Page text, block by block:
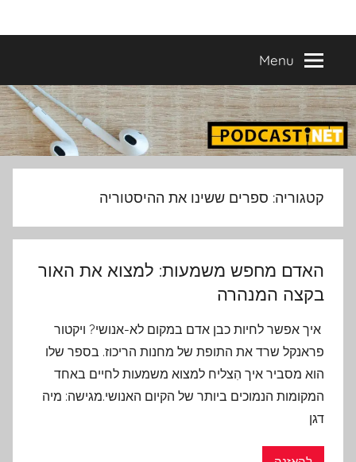
to
content
פודקאסטים
נבחרים
בהפקת
פודקאסטיקו
PODCASTI.CO
מעולים
–
פודקאסטיקו
Menu
קטגוריה: ספרים ששינו את ההיסטוריה
האדם מחפש משמעות: למצוא את האור
בקצה המנהרה
איך אפשר לחיות כבן אדם במקום לא-אנושי? ויקטור
פראנקל שרד את התופת של מחנות הריכוז. בספר שלו
הוא מסביר איך הִצליח למצוא משמעות לחיים באחד
המקומות הנמוכים ביותר של הקיום האנושי.מגישה: מיה
דגן